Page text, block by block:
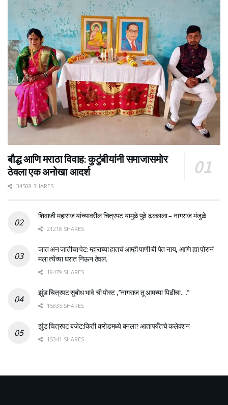
बौद्ध आणि मराठा विवाह: कुटुंबीयांनी समाजासमोर
ठेवला एक अनोखा आदर्श
34508 SHARES
शिवाजी महाराज यांच्यावरील चित्रपट यामुळे पुढे ढकलला – नागराज मंजुळे
21218 SHARES
जात अन जातीचा पेट: म्हाराच्या हातचं आम्ही पाणी बी पेत नाय, आणि ह्या पोरानं
मला त्येंच्या घरात निऊन ठेवलं.
19479 SHARES
झुंड चित्रपट:सुबोध भावे ची पोस्ट ,”नागराज तू आमच्या पिढीचा…”
15835 SHARES
झुंड चित्रपट बजेट:किती करोडमध्ये बनला? आतापर्यँतचे कलेक्शन
15341 SHARES